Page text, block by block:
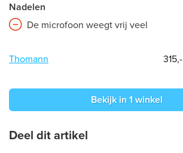
Nadelen
De microfoon weegt vrij veel
Thomann 315,-
Bekijk in 1 winkel
Deel dit artikel